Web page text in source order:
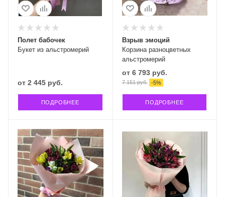
Букет из альстромерий
Полет бабочек
от 2 445 руб.
ПОДРОБНЕЕ
Корзина разноцветных
альстромерий
Взрыв эмоций
от 6 793 руб.
7 151 руб. -5%
ПОДРОБНЕЕ